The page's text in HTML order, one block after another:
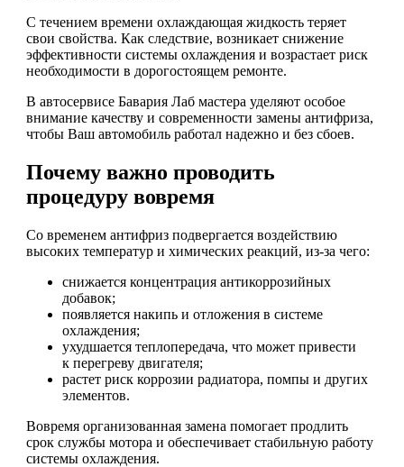
С течением времени охлаждающая жидкость теряет
свои свойства. Как следствие, возникает снижение
эффективности системы охлаждения и возрастает риск
необходимости в дорогостоящем ремонте.
В автосервисе Бавария Лаб мастера уделяют особое
внимание качеству и современности замены антифриза,
чтобы Ваш автомобиль работал надежно и без сбоев.
Почему важно проводить
процедуру вовремя
Со временем антифриз подвергается воздействию
высоких температур и химических реакций, из-за чего:
снижается концентрация антикоррозийных
добавок;
появляется накипь и отложения в системе
охлаждения;
ухудшается теплопередача, что может привести
к перегреву двигателя;
растет риск коррозии радиатора, помпы и других
элементов.
Вовремя организованная замена помогает продлить
срок службы мотора и обеспечивает стабильную работу
системы охлаждения.